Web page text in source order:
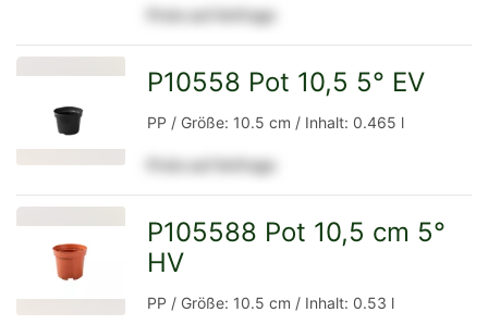
Preis auf Anfrage
Detailseite
P10558 Pot 10,5 5° EV
PP / Größe: 10.5 cm / Inhalt: 0.465 l
Preis auf Anfrage
P105588 Pot 10,5 cm 5°
HV
PP / Größe: 10.5 cm / Inhalt: 0.53 l